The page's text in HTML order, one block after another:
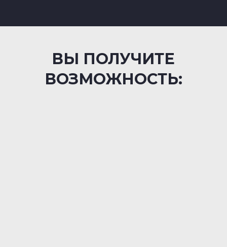
ВЫ ПОЛУЧИТЕ
ВОЗМОЖНОСТЬ: